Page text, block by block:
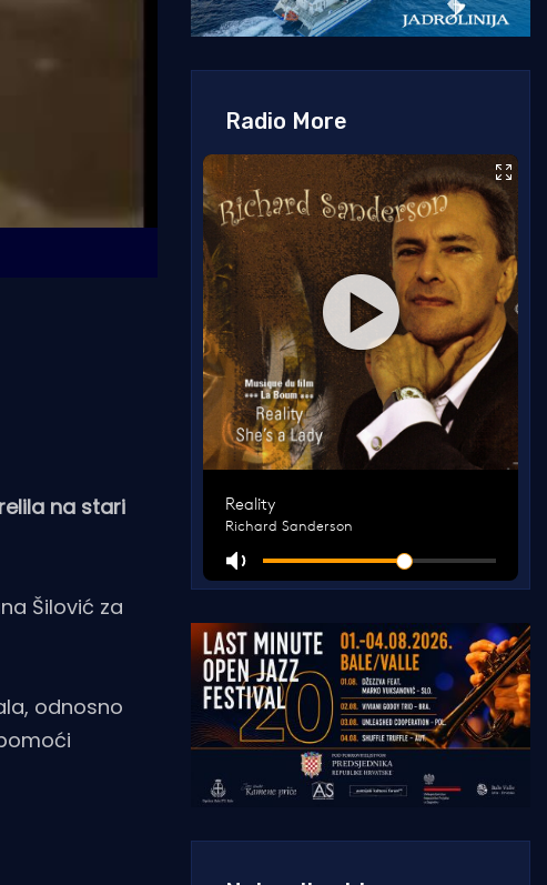
na stari
Šilović za
odnosno
Radio More